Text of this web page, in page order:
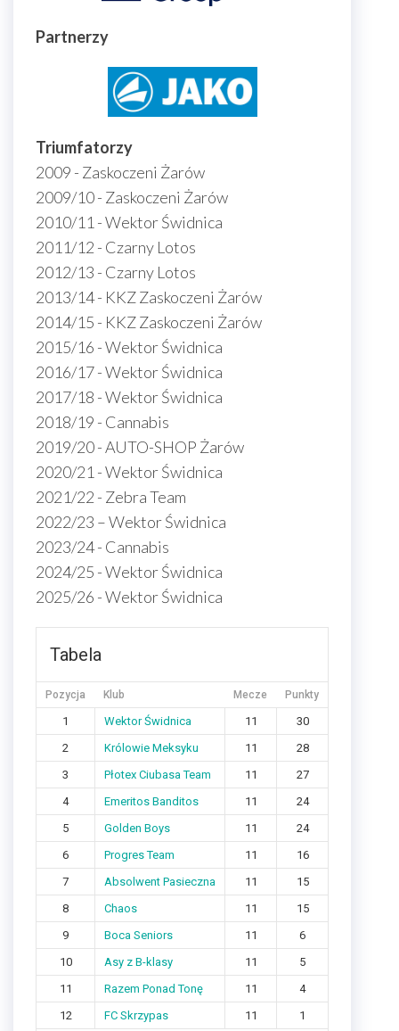
Partnerzy
Triumfatorzy
2009 - Zaskoczeni Żarów
2009/10 - Zaskoczeni Żarów
2010/11 - Wektor Świdnica
2011/12 - Czarny Lotos
2012/13 - Czarny Lotos
2013/14 - KKZ Zaskoczeni Żarów
2014/15 - KKZ Zaskoczeni Żarów
2015/16 - Wektor Świdnica
2016/17 - Wektor Świdnica
2017/18 - Wektor Świdnica
2018/19 - Cannabis
2019/20 - AUTO-SHOP Żarów
2020/21 - Wektor Świdnica
2021/22 - Zebra Team
2022/23 – Wektor Świdnica
2023/24 - Cannabis
2024/25 - Wektor Świdnica
2025/26 - Wektor Świdnica
Tabela
Pozycja Klub Mecze Punkty
1 Wektor Świdnica 11
30
2
Królowie Meksyku 11
28
3
Płotex Ciubasa Team 11
27
4
Emeritos Banditos 11
24
5
Golden Boys 11
24
6
Progres Team 11
16
7
Absolwent Pasieczna 11
15
8
Chaos 11
15
9
Boca Seniors 11
6
10
Asy z B-klasy 11
5
11
Razem Ponad Tonę 11
4
12
FC Skrzypas 11 1